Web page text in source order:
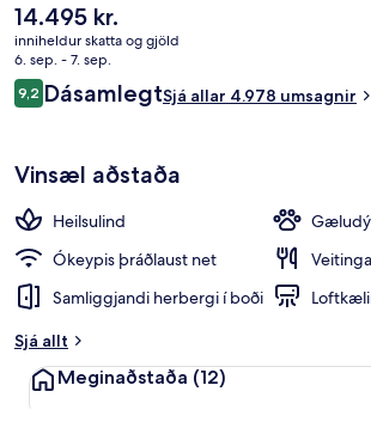
nokkurra skrefa fjarlægð og Prinsgatan
mínútna göngufjarlægð.
Núverandi
verð
er
14.495 kr.
14.495 kr.
inniheldur skatta og gjöld
6. sep. - 7. sep.
Umsagnir
9,29,2 af 10
DásamlegtSjá allar 4.978 umsagnir
Vinsæl aðstaða
Heilsulind
Ókeypis þráðlaust net
Samliggjandi herbergi í boði
Sjá allt
Meginaðstaða (12)